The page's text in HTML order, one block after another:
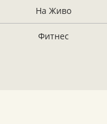
На Живо
Фитнес